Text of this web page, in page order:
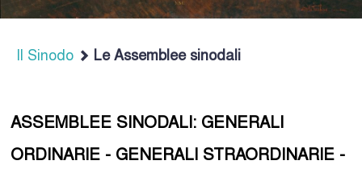
Il Sinodo Le Assemblee sinodali
ASSEMBLEE SINODALI: GENERALI
ORDINARIE - GENERALI STRAORDINARIE -